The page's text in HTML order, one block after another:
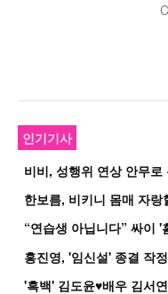
인기기사
한보름, 비키니 몸매 자